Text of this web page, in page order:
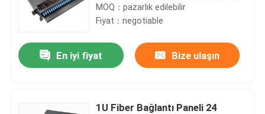
Bağlantısı
MOQ：pazarlık edilebilir
Fiyat：negotiable
En iyi fiyat Bize ulaşın
1U Fiber Bağlantı Paneli 24